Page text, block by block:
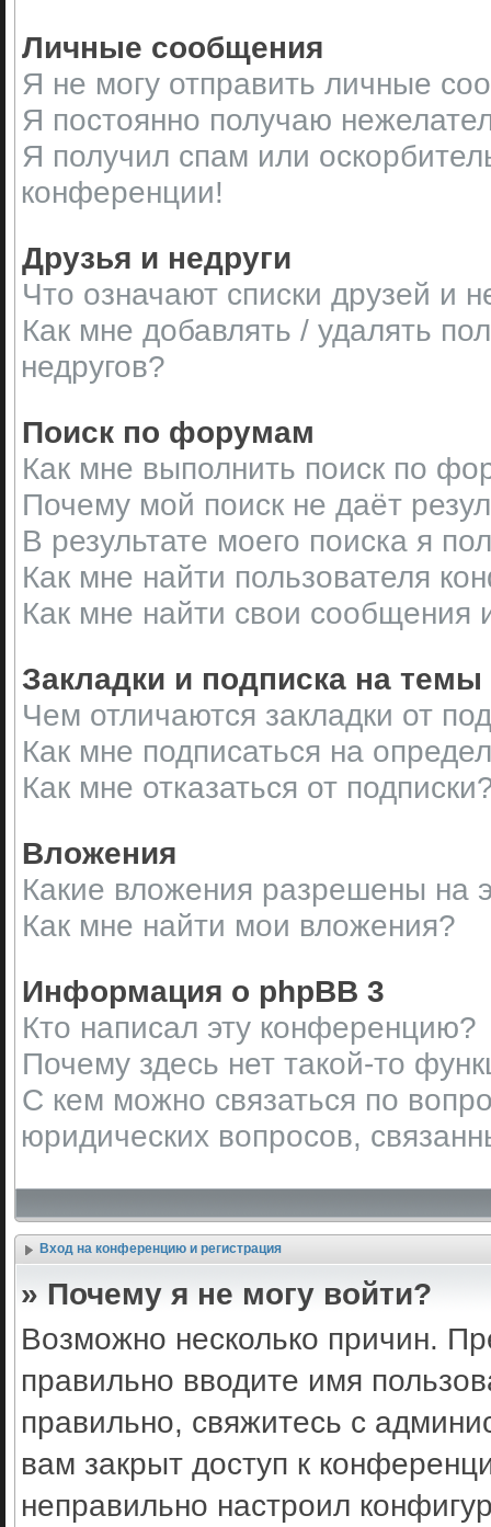
Личные сообщения
Я не могу отправить личные
Я постоянно получаю
Я получил спам или
конференции!
Друзья и недруги
Что означают списки друзей и
Как мне добавлять / удалять
недругов?
Поиск по форумам
Как мне выполнить поиск по
Почему мой поиск не даёт
В результате моего поиска я
Как мне найти пользователя
Как мне найти свои
Закладки и подписка на темы
Чем отличаются закладки от
Как мне подписаться на
Как мне отказаться от
Вложения
Какие вложения разрешены на
Как мне найти мои вложения?
Информация о phpBB 3
Кто написал эту конференцию?
Почему здесь нет такой-то
С кем можно связаться по
юридических вопросов,
Вход на конференцию и регистрация
» Почему я не могу войти?
Возможно несколько причин.
правильно вводите имя
правильно, свяжитесь с
вам закрыт доступ к
неправильно настроил